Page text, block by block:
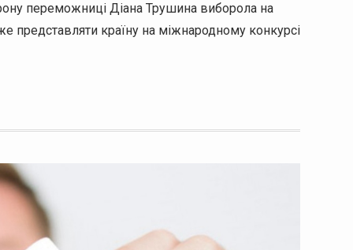
переможниці Діана Трушина виборола на
представляти країну на міжнародному конкурсі